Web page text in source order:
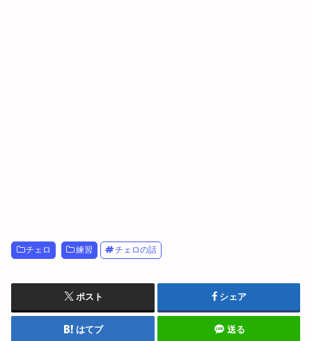
チェロ 練習 チェロの話
ポスト シェア
はてブ 送る